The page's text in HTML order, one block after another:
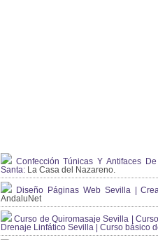
Confección Túnicas Y Antifaces
Santa: La Casa del Nazareno.
Diseño Páginas Web Sevilla |
AndaluNet
Curso de Quiromasaje Sevilla |
Drenaje Linfático Sevilla | Curso básico